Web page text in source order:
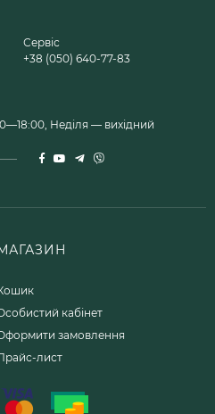
Сервіс
+38 (050) 640-77-83
Неділя — вихідний
кабінет
замовлення
лист